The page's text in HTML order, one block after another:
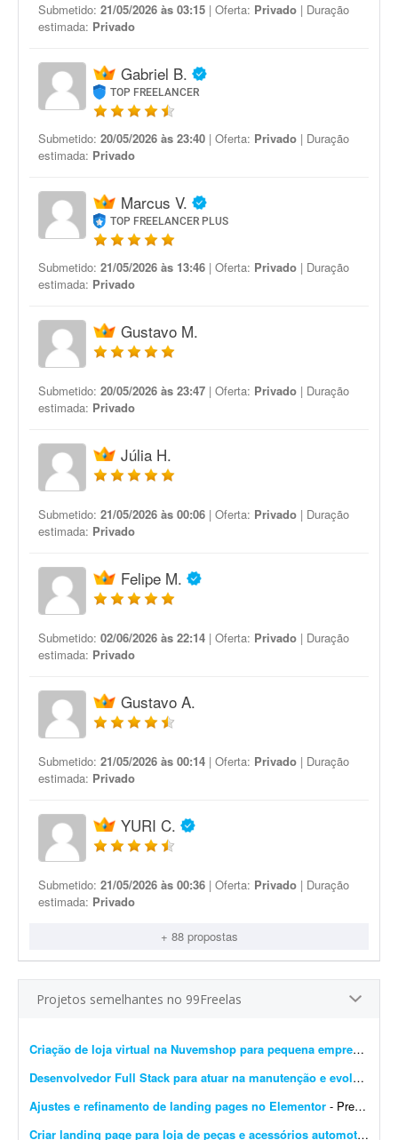
Submetido: 21/05/2026 às 03:15 | Oferta: Privado | Duração
estimada: Privado
Gabriel B.
TOP FREELANCER
Submetido: 20/05/2026 às 23:40 | Oferta: Privado | Duração
estimada: Privado
Marcus V.
TOP FREELANCER PLUS
Submetido: 21/05/2026 às 13:46 | Oferta: Privado | Duração
estimada: Privado
Gustavo M.
Submetido: 20/05/2026 às 23:47 | Oferta: Privado | Duração
estimada: Privado
Júlia H.
Submetido: 21/05/2026 às 00:06 | Oferta: Privado | Duração
estimada: Privado
Felipe M.
Submetido: 02/06/2026 às 22:14 | Oferta: Privado | Duração
estimada: Privado
Gustavo A.
Submetido: 21/05/2026 às 00:14 | Oferta: Privado | Duração
estimada: Privado
YURI C.
Submetido: 21/05/2026 às 00:36 | Oferta: Privado | Duração
estimada: Privado
+ 88 propostas
Projetos semelhantes no 99Freelas
Criação de loja virtual na Nuvemshop para pequena empresa
Desenvolvedor Full Stack para atuar na manutenção e evolução de uma plataforma SaaS
Ajustes e refinamento de landing pages no Elementor - Preciso de alguém para finalizar o desenvolvimento de 14 landing pages no Elementor. É um projeto rápido e de baixa complexidade. O cenário atual: As páginas j&...
Criar landing page para loja de peças e acessórios automotivos